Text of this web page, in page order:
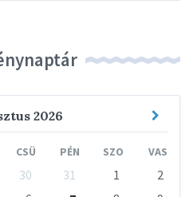
2026
CSÜ PÉN SZO VAS
30 31 1
2